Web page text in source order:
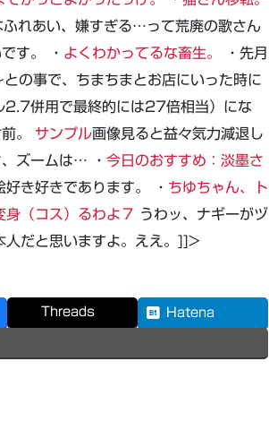
れあい、嫌すぎる…って荒廃の歌さん
す。 ・ よくわかってるな畜生。
・先月
の事で、ちまちまとお店にいった時に
2.7併用で最終的には27倍相当）にな
。 サンプル画像見ると益々気力減退し
ズームは… ・ 今日のおすすめ：淡墨さ
き好きであります。 ・ ちゆちゃん、ト
（コス）るわよ７ うわッ、ナギーがヅ
人だと思いますよ。ええ。]]>
Threads Hatena